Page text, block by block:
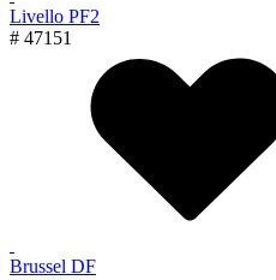
Livello PF2
# 47151
Brussel DF